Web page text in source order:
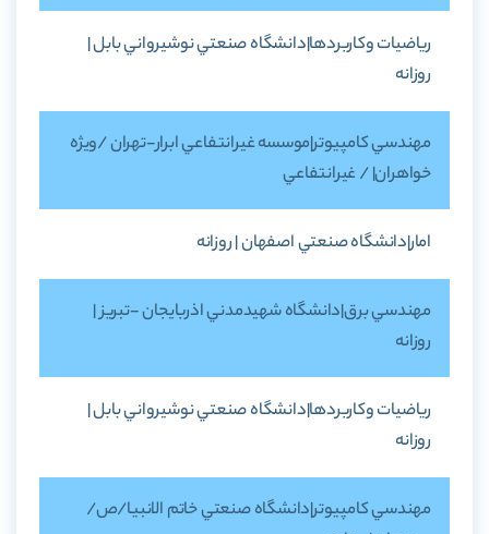
رياضيات وکاربردها|دانشگاه صنعتي نوشيرواني بابل |
روزانه
مهندسي کامپيوتر|موسسه غيرانتفاعي ابرار-تهران /ويژه
خواهران| / غيرانتفاعي
امار|دانشگاه صنعتي اصفهان | روزانه
مهندسي برق|دانشگاه شهيدمدني اذربايجان -تبريز |
روزانه
رياضيات وکاربردها|دانشگاه صنعتي نوشيرواني بابل |
روزانه
مهندسي کامپيوتر|دانشگاه صنعتي خاتم الانبيا/ص/